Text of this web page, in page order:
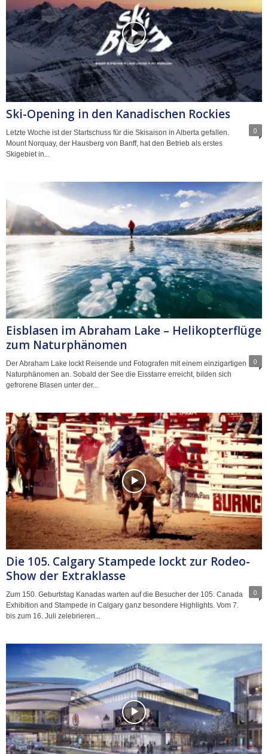
Ski-Opening in den Kanadischen Rockies
0
Letzte Woche ist der Startschuss für die Skisaison in Alberta gefallen.
Mount Norquay, der Hausberg von Banff, hat den Betrieb als erstes
Skigebiet in...
Eisblasen im Abraham Lake – Helikopterflüge
zum Naturphänomen
0
Der Abraham Lake lockt Reisende und Fotografen mit einem einzigartigen
Naturphänomen an. Sobald der See die Eisstarre erreicht, bilden sich
gefrorene Blasen unter der...
Die 105. Calgary Stampede lockt zur Rodeo-
Show der Extraklasse
0
Zum 150. Geburtstag Kanadas warten auf die Besucher der 105. Canada
Exhibition and Stampede in Calgary ganz besondere Highlights. Vom 7.
bis zum 16. Juli zelebrieren...